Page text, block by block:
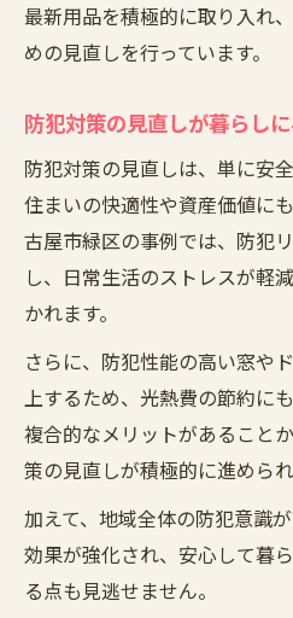
最新用品を積極的に取り入れ
めの見直しを行っています。
防犯対策の見直しが暮らし
防犯対策の見直しは、単に安
住まいの快適性や資産価値に
古屋市緑区の事例では、防犯
し、日常生活のストレスが軽
かれます。
さらに、防犯性能の高い窓や
上するため、光熱費の節約に
複合的なメリットがあること
策の見直しが積極的に進められ
加えて、地域全体の防犯意識
効果が強化され、安心して暮
る点も見逃せません。